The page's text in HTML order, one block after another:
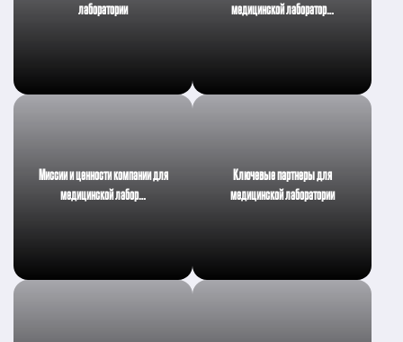
лаборатории
медицинской лаборатор…
Миссии и ценности компании для
медицинской лабор…
Ключевые партнеры для
медицинской лаборатории